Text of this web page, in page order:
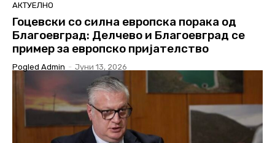
АКТУЕЛНО
Гоцевски со силна европска порака од
Благоевград: Делчево и Благоевград се
пример за европско пријателство
Pogled Admin - Јуни 13, 2026